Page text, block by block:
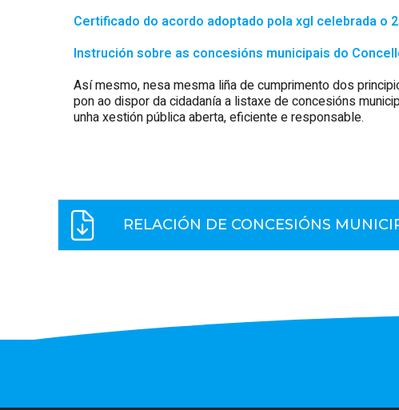
Certificado do acordo adoptado pola xgl celebrada o
Instrución sobre as concesións municipais do
Así mesmo, nesa mesma liña de cumprimento dos
pon ao dispor da cidadanía a listaxe de concesións
unha xestión pública aberta, eficiente e responsable.
RELACIÓN DE CONCESIÓNS